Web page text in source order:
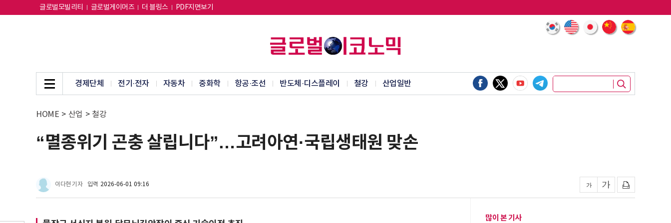
글로벌모빌리티 글로벌게이머즈 더 블링스 PDF지면보기
경제단체 전기·전자 자동차 중화학 항공·조선 반도체·디스플레이 철강 산업일반
HOME > 산업 > 철강
“멸종위기 곤충 살립니다”…고려아연·국립생태원 맞손
이다현 기자 입력 2026-06-01 09:16
많이 본 기사